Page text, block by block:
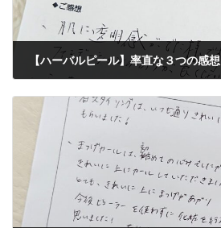
【ハーバルピール】率直な３つの感想